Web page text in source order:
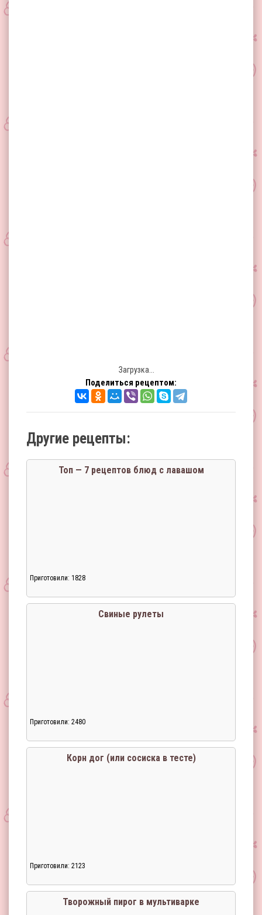
Загрузка...
Поделиться рецептом:
Другие рецепты:
Топ — 7 рецептов блюд с лавашом
Приготовили: 1828
Свиные рулеты
Приготовили: 2480
Корн дог (или сосиска в тесте)
Приготовили: 2123
Творожный пирог в мультиварке